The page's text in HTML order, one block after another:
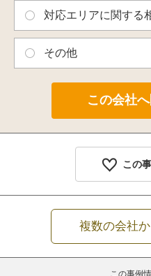
対応エリアに関する
その他
この
複数の会社
この事例